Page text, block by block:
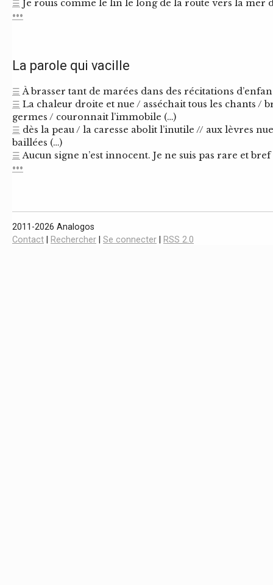
☰ Je rouis comme le lin le long de la route vers la mer
•••
La parole qui vacille
☰ À brasser tant de marées dans des récitations
☰ La chaleur droite et nue / asséchait tous les chants /
germes / couronnait l’immobile (…)
☰ dès la peau / la caresse abolit l’inutile // aux lèvres
baillées (…)
☰ Aucun signe n’est innocent. Je ne suis pas rare et
•••
2011-2026 Analogos
Contact
Rechercher Se connecter RSS 2.0